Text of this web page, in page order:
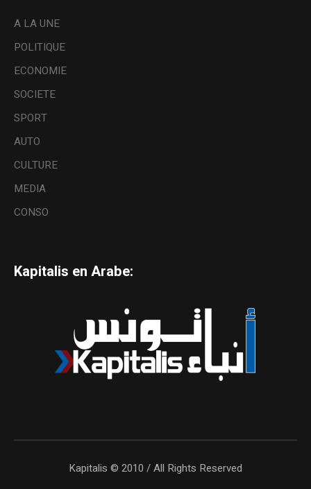
A LA UNE
POLITIQUE
ECONOMIE
SOCIETE
SPORT
AUTO
CULTURE
MEDIA
CONSO
Kapitalis en Arabe:
Kapitalis © 2010 / All Rights Reserved